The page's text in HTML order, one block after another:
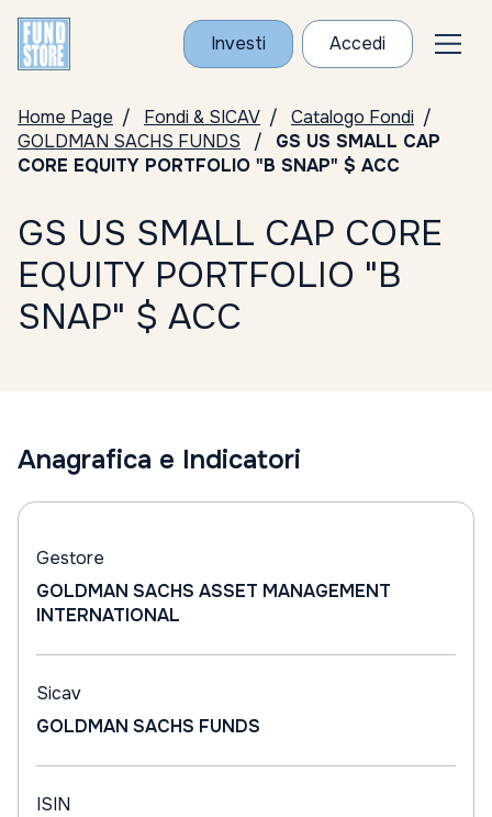
Investi Accedi
Home Page Fondi & SICAV
Catalogo Fondi
GOLDMAN SACHS FUNDS
GS US SMALL CAP
CORE EQUITY PORTFOLIO "B SNAP" $ ACC
GS US SMALL CAP CORE
EQUITY PORTFOLIO "B
SNAP" $ ACC
Anagrafica e Indicatori
Gestore
GOLDMAN SACHS ASSET MANAGEMENT
INTERNATIONAL
Sicav
GOLDMAN SACHS FUNDS
ISIN